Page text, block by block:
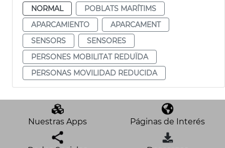
NORMAL
POBLATS MARÍTIMS
APARCAMIENTO
APARCAMENT
SENSORS
SENSORES
PERSONES MOBILITAT REDUÏDA
PERSONAS MOVILIDAD REDUCIDA
Nuestras Apps Páginas de Interés